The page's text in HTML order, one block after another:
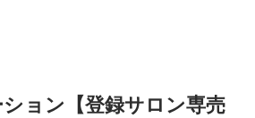
ョン【登録サロン専売